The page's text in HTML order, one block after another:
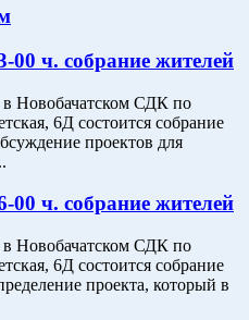
00 ч. собрание жителей
в Новобачатском СДК по
6Д состоится собрание
проектов для
00 ч. собрание жителей
в Новобачатском СДК по
6Д состоится собрание
проекта, который в